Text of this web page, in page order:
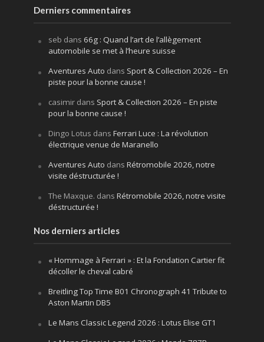
Derniers commentaires
seb dans 66g : Quand l’art de l’allègement
automobile se met à l’heure suisse
Aventures Auto dans Sport & Collection 2026 – En
piste pour la bonne cause !
casimirdans Sport & Collection 2026 – En piste
pour la bonne cause !
Dingo Lotus dans Ferrari Luce : La révolution
électrique venue de Maranello
Aventures Auto dans Rétromobile 2026, notre
visite déstructurée !
The Maxque. dans Rétromobile 2026, notre visite
déstructurée !
Nos derniers articles
« Hommage à Ferrari » : Et la Fondation Cartier fit
décoller le cheval cabré
Breitling Top Time B01 Chronograph 41 Tribute to
Aston Martin DB5
Le Mans Classic Legend 2026 : Lotus Elise GT1